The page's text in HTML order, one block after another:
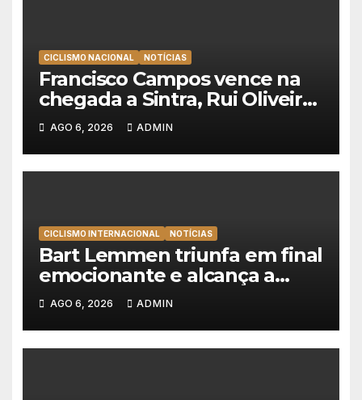
CICLISMO NACIONAL NOTÍCIAS
Francisco Campos vence na
chegada a Sintra, Rui Oliveira
veste de amarelo na Volta a
Portugal
AGO 6, 2026 ADMIN
CICLISMO INTERNACIONAL NOTÍCIAS
Bart Lemmen triunfa em final
emocionante e alcança a
primeira vitória da carreira na
Volta à Polónia
AGO 6, 2026 ADMIN